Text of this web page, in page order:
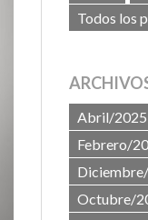
Todos los
Abril/2025
Febrero/
Octubre/